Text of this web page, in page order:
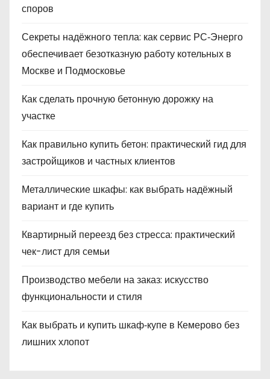
споров
Секреты надёжного тепла: как сервис РС‑Энерго
обеспечивает безотказную работу котельных в
Москве и Подмосковье
Как сделать прочную бетонную дорожку на
участке
Как правильно купить бетон: практический гид для
застройщиков и частных клиентов
Металлические шкафы: как выбрать надёжный
вариант и где купить
Квартирный переезд без стресса: практический
чек-лист для семьи
Производство мебели на заказ: искусство
функциональности и стиля
Как выбрать и купить шкаф‑купе в Кемерово без
лишних хлопот